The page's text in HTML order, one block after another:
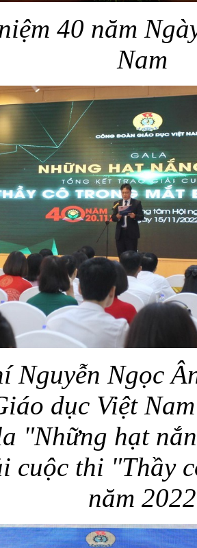
40 năm
Nam
Nguyễn Ngọc
dục Việt
"Những hạt
cuộc thi "Thầy
năm 2022